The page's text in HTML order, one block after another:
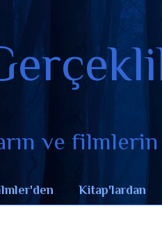
ve filmlerin
Kitap'lardan